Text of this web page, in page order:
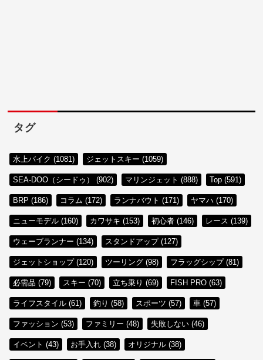
タグ
水上バイク (1081) ジェットスキー (1059)
SEA-DOO（シードゥ） (902) マリンジェット (888) Top (591)
BRP (186) コラム (172) ランナバウト (171) ヤマハ (170)
ニューモデル (160) カワサキ (153) 初心者 (146) レース (139)
ウェーブランナー (134) スタンドアップ (127)
ジェットショップ (120) ツーリング (98) フラッグシップ (81)
必需品 (79) スキー (70) 立ち乗り (69) FISH PRO (63)
ライフスタイル (61) 釣り (58) スポーツ (57) 車 (57)
ファッション (53) ファミリー (48) 失敗しない (46)
イベント (43) お手入れ (38) オリジナル (38)